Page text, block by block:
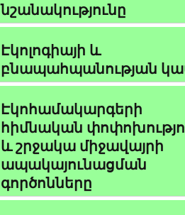
նշանակությունը
Էկոլոգիայի և
բնապահպանության
Էկոհամակարգերի
հիմնական
և շրջակա միջավայրի
ապակայունացման
գործոնները